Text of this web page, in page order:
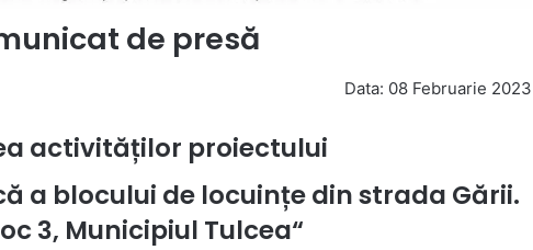
de presă
Data: 08 Februarie 2023
activităților proiectului
a blocului de locuințe din strada Gării.
3, Municipiul Tulcea“